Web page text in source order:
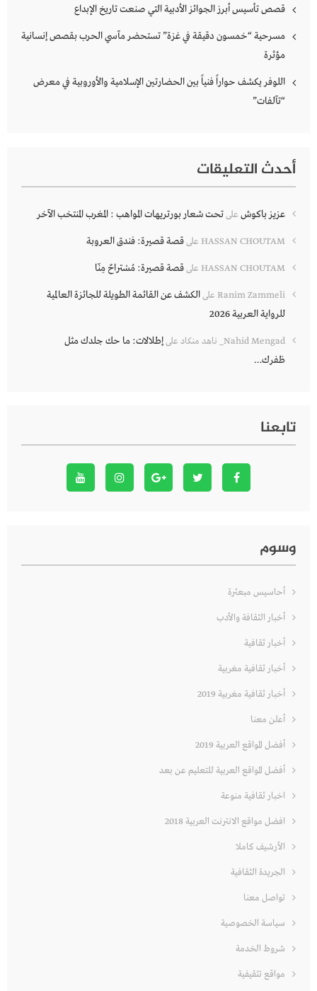
قصص تأسيس أبرز الجوائز الأدبية التي صنعت تاريخ الإبداع
مسرحية “خمسون دقيقة في غزة” تستحضر مآسي الحرب بقصص إنسانية
مؤثرة
اللوفر يكشف حواراً فنياً بين الحضارتين الإسلامية والأوروبية في معرض
“تآلفات”
أحدث التعليقات
عزيز باكوش علىتحت شعار بورتريهات المواهب : المغرب المنتخب الآخر
HASSAN CHOUTAM علىقصة قصيرة: فندق العروبة
HASSAN CHOUTAM علىقصة قصيرة: مُسْتراحٌ مِنّا
Ranim Zammeli علىالكشف عن القائمة الطويلة للجائزة العالمية
للرواية العربية 2026
Nahid Mengad_ ناهد منكاد علىإطلالات: ما حك جلدك مثل
ظفرك…
تابعنا
وسوم
أحاسيس مبعثرة
أخبار الثقافة والأدب
أخبار ثقافية
أخبار ثقافية مغربية
أخبار ثقافية مغربية 2019
أعلن معنا
أفضل المواقع العربية 2019
أفضل المواقع العربية للتعليم عن بعد
اخبار ثقافية منوعة
افضل مواقع الانترنت العربية 2018
الأرشيف كاملا
الجريدة الثقافية
تواصل معنا
سياسة الخصوصية
شروط الخدمة
مواقع تثقيفية